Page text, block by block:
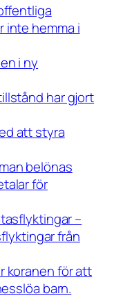
inte hemma i
i ny
har gjort
att styra
belönas
för
–
från
koranen för att
barn.